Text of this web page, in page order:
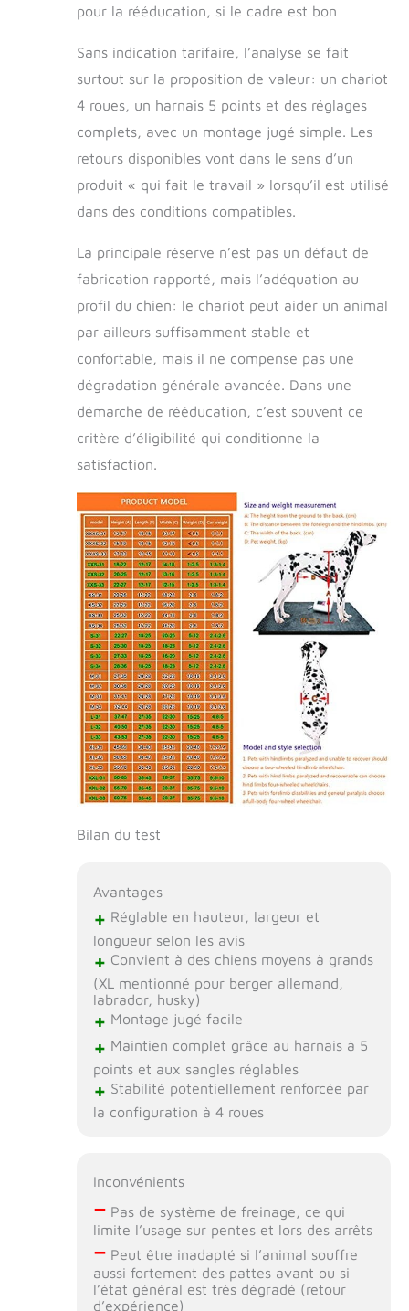
pour la rééducation, si le cadre est bon
Sans indication tarifaire, l’analyse se fait
surtout sur la proposition de valeur: un chariot
4 roues, un harnais 5 points et des réglages
complets, avec un montage jugé simple. Les
retours disponibles vont dans le sens d’un
produit « qui fait le travail » lorsqu’il est utilisé
dans des conditions compatibles.
La principale réserve n’est pas un défaut de
fabrication rapporté, mais l’adéquation au
profil du chien: le chariot peut aider un animal
par ailleurs suffisamment stable et
confortable, mais il ne compense pas une
dégradation générale avancée. Dans une
démarche de rééducation, c’est souvent ce
critère d’éligibilité qui conditionne la
satisfaction.
Bilan du test
Avantages
+ Réglable en hauteur, largeur et
longueur selon les avis
+ Convient à des chiens moyens à grands
(XL mentionné pour berger allemand,
labrador, husky)
+ Montage jugé facile
+ Maintien complet grâce au harnais à 5
points et aux sangles réglables
+ Stabilité potentiellement renforcée par
la configuration à 4 roues
Inconvénients
–Pas de système de freinage, ce qui
limite l’usage sur pentes et lors des arrêts
–Peut être inadapté si l’animal souffre
aussi fortement des pattes avant ou si
l’état général est très dégradé (retour
d’expérience)